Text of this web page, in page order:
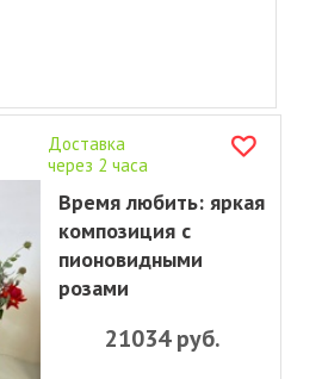
Доставка
через 2 часа
Время любить: яркая
композиция с
пионовидными
розами
21034руб.